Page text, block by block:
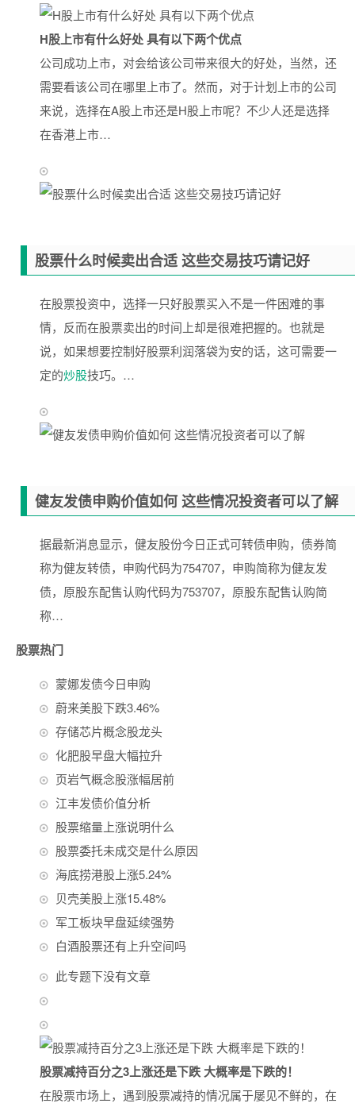
H股上市有什么好处 具有以下两个优点
公司成功上市，对会给该公司带来很大的好处，当然，还
需要看该公司在哪里上市了。然而，对于计划上市的公司
来说，选择在A股上市还是H股上市呢？不少人还是选择
在香港上市…
股票什么时候卖出合适 这些交易技巧请记好
在股票投资中，选择一只好股票买入不是一件困难的事
情，反而在股票卖出的时间上却是很难把握的。也就是
说，如果想要控制好股票利润落袋为安的话，这可需要一
定的炒股技巧。…
健友发债申购价值如何 这些情况投资者可以了解
据最新消息显示，健友股份今日正式可转债申购，债券简
称为健友转债，申购代码为754707，申购简称为健友发
债，原股东配售认购代码为753707，原股东配售认购简
称…
股票热门
蒙娜发债今日申购
蔚来美股下跌3.46%
存储芯片概念股龙头
化肥股早盘大幅拉升
页岩气概念股涨幅居前
江丰发债价值分析
股票缩量上涨说明什么
股票委托未成交是什么原因
海底捞港股上涨5.24%
贝壳美股上涨15.48%
军工板块早盘延续强势
白酒股票还有上升空间吗
此专题下没有文章
股票减持百分之3上涨还是下跌 大概率是下跌的！
在股票市场上，遇到股票减持的情况属于屡见不鲜的，在